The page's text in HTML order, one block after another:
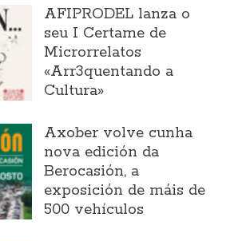
AFIPRODEL lanza o
seu I Certame de
Microrrelatos
«Arr3quentando a
Cultura»
Axober volve cunha
nova edición da
Berocasión, a
exposición de máis de
500 vehículos